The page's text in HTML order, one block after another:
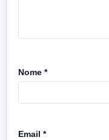
Nome *
Email *